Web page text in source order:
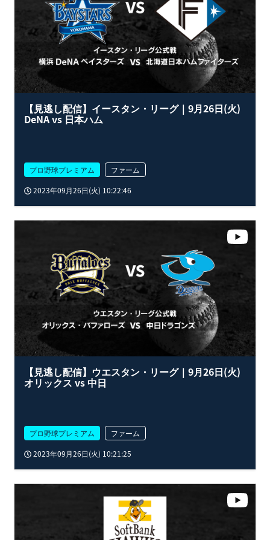
【見逃し配信】イースタン・リーグ｜9月26日(火)
DeNA vs 日本ハム
プロ野球プレミアム
ファーム
2023年09月26日(火) 10:22:46
【見逃し配信】ウエスタン・リーグ｜9月26日(火)
オリックス vs 中日
プロ野球プレミアム
ファーム
2023年09月26日(火) 10:21:25